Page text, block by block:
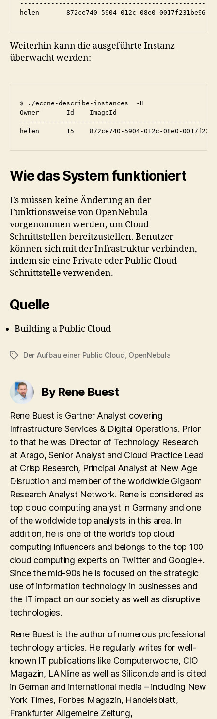
helen       872ce740-5904-012c-08e0-
Weiterhin kann die ausgeführte Instanz
überwacht werden:
$ ./econe-describe-instances  -H
Owner       Id    ImageId
helen       15    872ce740-5904-012c-08e0-
Wie das System funktioniert
Es müssen keine Änderung an der
Funktionsweise von OpenNebula
vorgenommen werden, um Cloud
Schnittstellen bereitzustellen. Benutzer
können sich mit der Infrastruktur verbinden,
indem sie eine Private oder Public Cloud
Schnittstelle verwenden.
Quelle
Building a Public Cloud
TagsDer Aufbau einer Public Cloud, OpenNebula
By Rene Buest
Rene Buest is Gartner Analyst covering
Infrastructure Services & Digital Operations. Prior
to that he was Director of Technology Research
at Arago, Senior Analyst and Cloud Practice Lead
at Crisp Research, Principal Analyst at New Age
Disruption and member of the worldwide Gigaom
Research Analyst Network. Rene is considered as
top cloud computing analyst in Germany and one
of the worldwide top analysts in this area. In
addition, he is one of the world’s top cloud
computing influencers and belongs to the top 100
cloud computing experts on Twitter and Google+.
Since the mid-90s he is focused on the strategic
use of information technology in businesses and
the IT impact on our society as well as disruptive
technologies.
Rene Buest is the author of numerous professional
technology articles. He regularly writes for well-
known IT publications like Computerwoche, CIO
Magazin, LANline as well as Silicon.de and is cited
in German and international media – including New
York Times, Forbes Magazin, Handelsblatt,
Frankfurter Allgemeine Zeitung,